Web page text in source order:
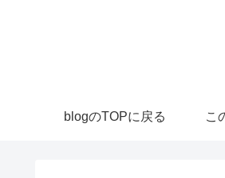
blogのTOPに戻る こ